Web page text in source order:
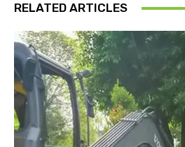
RELATED ARTICLES